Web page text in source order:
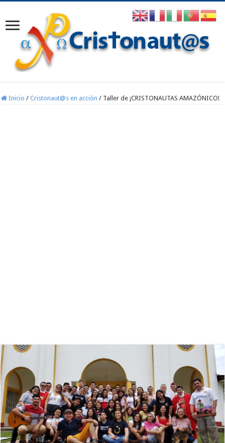
Inicio / Cristonaut@s en acción / Taller de ¡CRISTONAUTAS AMAZÓNICO!